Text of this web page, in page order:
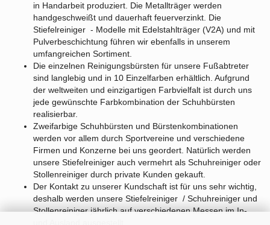
in Handarbeit produziert. Die Metallträger werden
handgeschweißt und dauerhaft feuerverzinkt. Die
Stiefelreiniger - Modelle mit Edelstahlträger (V2A) und mit
Pulverbeschichtung führen wir ebenfalls in unserem
umfangreichen Sortiment.
Die einzelnen Reinigungsbürsten für unsere Fußabtreter
sind langlebig und in 10 Einzelfarben erhältlich. Aufgrund
der weltweiten und einzigartigen Farbvielfalt ist durch uns
jede gewünschte Farbkombination der Schuhbürsten
realisierbar.
Zweifarbige Schuhbürsten und Bürstenkombinationen
werden vor allem durch Sportvereine und verschiedene
Firmen und Konzerne bei uns geordert. Natürlich werden
unsere Stiefelreiniger auch vermehrt als Schuhreiniger oder
Stollenreiniger durch private Kunden gekauft.
Der Kontakt zu unserer Kundschaft ist für uns sehr wichtig,
deshalb werden unsere Stiefelreiniger / Schuhreiniger und
Stollenreiniger jährlich auf verschiedenen Messen im In-